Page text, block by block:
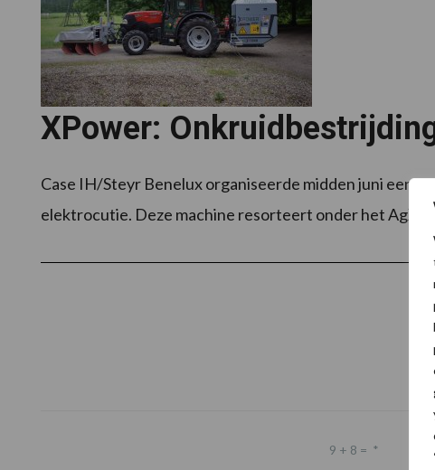
XPower:
Case IH/Steyr Benelux organiseerde midden juni een
elektrocutie. Deze machine resorteert onder het
9 + 8 = *